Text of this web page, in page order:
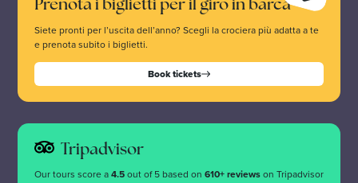
Prenota i biglietti per il giro in barca
Siete pronti per l’uscita dell’anno? Scegli la crociera più adatta a te
e prenota subito i biglietti.
Book tickets
Tripadvisor
Our tours score a4.5out of 5 based on 610+ reviewson Tripadvisor